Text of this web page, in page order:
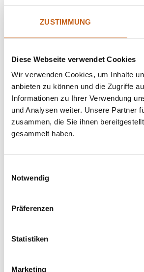
ZUSTIMMUNG
Diese Webseite verwendet Cookies
Wir verwenden Cookies, um Inhalte
anbieten zu können und die Zugriffe
Informationen zu Ihrer Verwendung
und Analysen weiter. Unsere Partner
zusammen, die Sie ihnen
gesammelt haben.
Notwendig
Präferenzen
Statistiken
Marketing
OLIVE
VO-32